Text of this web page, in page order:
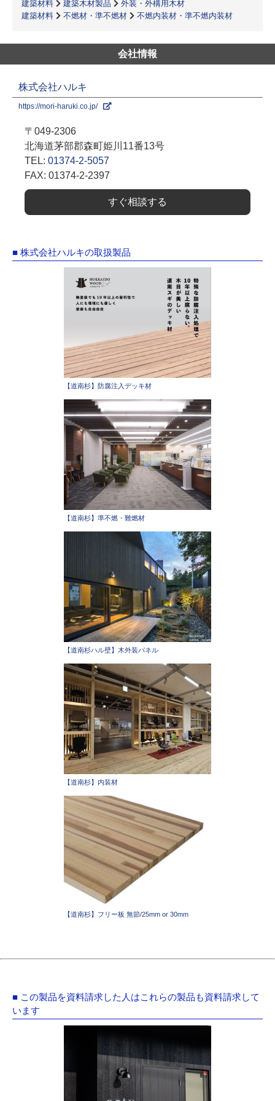
建築材料 建築木材製品
外装・外構用木材
建築材料
不燃材・準不燃材 不燃内装材・準不燃内装材
会社情報
株式会社ハルキ
https://mori-haruki.co.jp/
〒049-2306
北海道茅部郡森町姫川11番13号
TEL: 01374-2-5057
FAX: 01374-2-2397
すぐ相談する
■ 株式会社ハルキの取扱製品
【道南杉】防腐注入デッキ材
【道南杉】準不燃・難燃材
【道南杉ハル壁】木外装パネル
【道南杉】内装材
【道南杉】フリー板 無節/25mm or 30mm
■ この製品を資料請求した人はこれらの製品も資料請求して
います